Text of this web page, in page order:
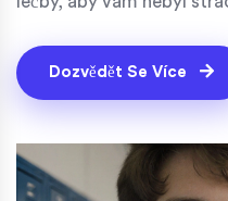
Dozvědět Se Více